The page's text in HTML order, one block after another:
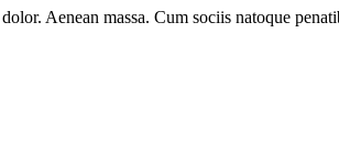
Aenean massa. Cum sociis natoque